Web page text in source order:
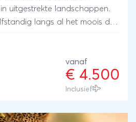
uitgestrekte landschappen.
langs al het moois dat
auto’s, de zon die bijna altijd
dat op magische wijze
Dat is Namibië! U
zuid naar noord, een reis vol
ons samengestelde route
vanaf
€ 4.500
Inclusief